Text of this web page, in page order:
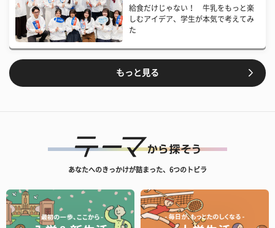
給食だけじゃない！ 牛乳をもっと楽
しむアイデア、学生が本気で考えてみ
た
もっと見る
あなたへのきっかけが詰まった、6つのトビラ